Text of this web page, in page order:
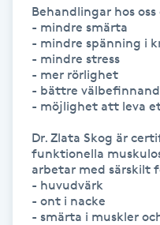
IPL hårborttagning
IR-massage
Japansk massage
Behandlingar hos
- mindre smärta
- mindre spänning i
- mindre stress
- mer rörlighet
- bättre
- möjlighet att leva
Dr. Zlata Skog är
funktionella
arbetar med särskilt
- huvudvärk
- ont i nacke
- smärta i muskler